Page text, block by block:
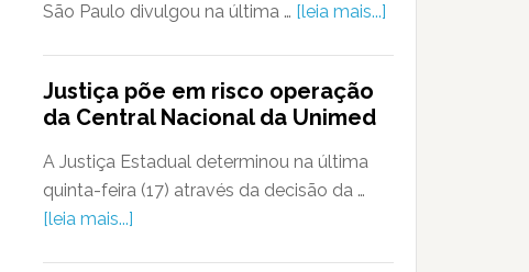
São Paulo divulgou na última … [leia mais...]
Justiça põe em risco operação
da Central Nacional da Unimed
A Justiça Estadual determinou na última
quinta-feira (17) através da decisão da …
[leia mais...]